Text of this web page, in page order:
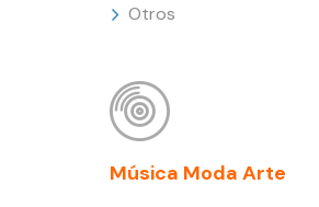
Otros
Música Moda Arte